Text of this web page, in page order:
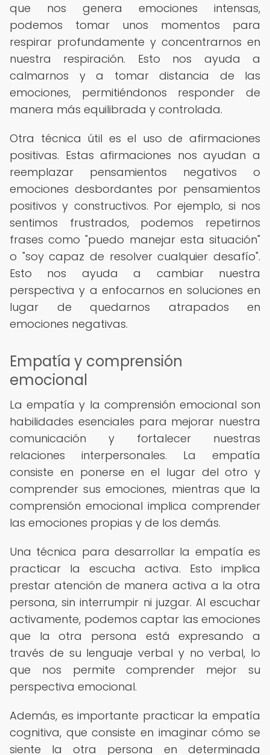
que nos genera emociones intensas,
podemos tomar unos momentos para
respirar profundamente y concentrarnos en
nuestra respiración. Esto nos ayuda a
calmarnos y a tomar distancia de las
emociones, permitiéndonos responder de
manera más equilibrada y controlada.
Otra técnica útil es el uso de afirmaciones
positivas. Estas afirmaciones nos ayudan a
reemplazar pensamientos negativos o
emociones desbordantes por pensamientos
positivos y constructivos. Por ejemplo, si nos
sentimos frustrados, podemos repetirnos
frases como "puedo manejar esta situación"
o "soy capaz de resolver cualquier desafío".
Esto nos ayuda a cambiar nuestra
perspectiva y a enfocarnos en soluciones en
lugar de quedarnos atrapados en
emociones negativas.
Empatía y comprensión
emocional
La empatía y la comprensión emocional son
habilidades esenciales para mejorar nuestra
comunicación y fortalecer nuestras
relaciones interpersonales. La empatía
consiste en ponerse en el lugar del otro y
comprender sus emociones, mientras que la
comprensión emocional implica comprender
las emociones propias y de los demás.
Una técnica para desarrollar la empatía es
practicar la escucha activa. Esto implica
prestar atención de manera activa a la otra
persona, sin interrumpir ni juzgar. Al escuchar
activamente, podemos captar las emociones
que la otra persona está expresando a
través de su lenguaje verbal y no verbal, lo
que nos permite comprender mejor su
perspectiva emocional.
Además, es importante practicar la empatía
cognitiva, que consiste en imaginar cómo se
siente la otra persona en determinada